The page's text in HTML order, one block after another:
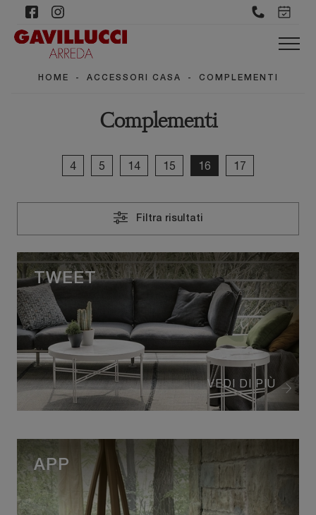
HOME - ACCESSORI CASA - COMPLEMENTI
Complementi
4 5 14 15 16 17
Filtra risultati
VEDI DI PIÙ
TWEET
APP